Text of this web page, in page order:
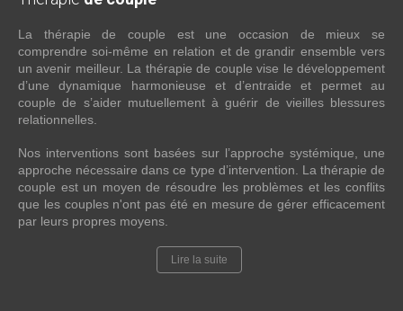
La thérapie de couple est une occasion de mieux se
comprendre soi-même en relation et de grandir ensemble vers
un avenir meilleur. La thérapie de couple vise le développement
d’une dynamique harmonieuse et d’entraide et permet au
couple de s’aider mutuellement à guérir de vieilles blessures
relationnelles.
Nos interventions sont basées sur l’approche systémique, une
approche nécessaire dans ce type d’intervention. La thérapie de
couple est un moyen de résoudre les problèmes et les conflits
que les couples n'ont pas été en mesure de gérer efficacement
par leurs propres moyens.
Lire la suite